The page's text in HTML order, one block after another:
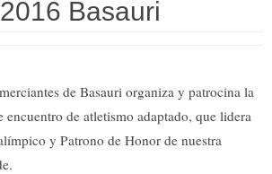
Basauri
de Basauri organiza y patrocina la
de atletismo adaptado, que lidera
y Patrono de Honor de nuestra